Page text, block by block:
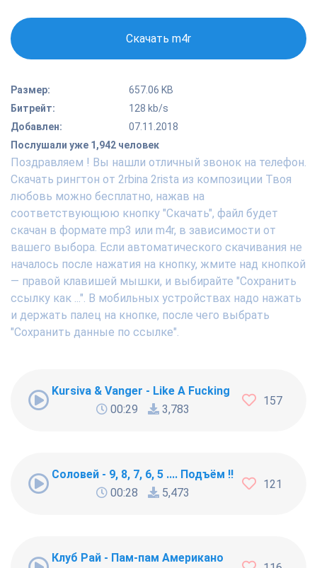
Скачать m4r
Размер:
657.06 KB
Битрейт:
128 kb/s
Добавлен:
07.11.2018
Послушали уже 1,942 человек
Поздравляем ! Вы нашли отличный звонок на телефон.
Скачать рингтон от 2rbina 2rista из композиции Твоя
любовь можно бесплатно, нажав на
соответствующюю кнопку "Скачать", файл будет
скачан в формате mp3 или m4r, в зависимости от
вашего выбора. Если автоматического скачивания не
началось после нажатия на кнопку, жмите над кнопкой
— правой клавишей мышки, и выбирайте "Сохранить
ссылку как ...". В мобильных устройствах надо нажать
и держать палец на кнопке, после чего выбрать
"Сохранить данные по ссылке".
Kursiva & Vanger - Like A Fucking Newbie
00:29
3,783
157
Соловей - 9, 8, 7, 6, 5 .... Подъём !!!
00:28
5,473
121
Клуб Рай - Пам-пам Американо